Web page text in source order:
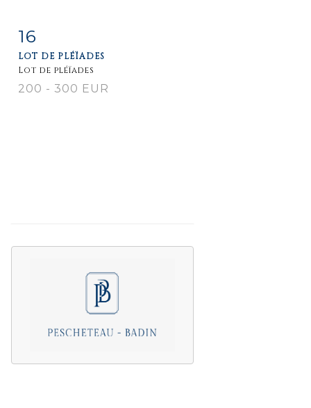
Item detail
16
LOT DE PLÉÏADES
Lot de pléïades
200 - 300 EUR